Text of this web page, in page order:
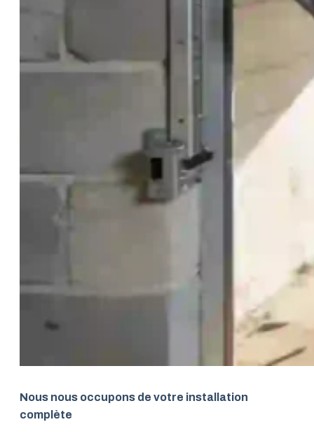
Nous nous occupons de votre installation
complète